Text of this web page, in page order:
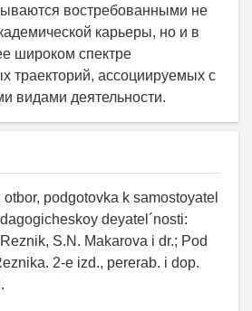
востребованными не
карьеры, но и в
широком спектре
траекторий, ассоциируемых с
видами деятельности.
podgotovka k samostoyatel
deyatel´nosti:
S.N. Makarova i dr.; Pod
2-e izd., pererab. i dop.